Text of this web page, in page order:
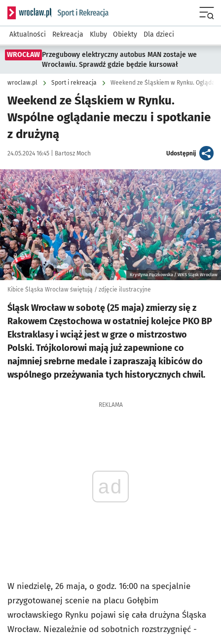
Serwis informacyjny wroclaw.pl podserwis: Sport i rekreacja
Aktualności Rekreacja Kluby Obiekty Dla dzieci
WROCŁAW Przegubowy elektryczny autobus MAN zostaje we
Wrocławiu. Sprawdź gdzie będzie kursował
wroclaw.pl Sport i rekreacja Weekend ze Śląskiem w Rynku.
Weekend ze Śląskiem w Rynku.
Wspólne oglądanie meczu i spotkanie
z drużyną
Data publikacji:
24.05.2024 16:45 | Autor:
Bartosz Moch Udostępnijartykuł
Kliknij, aby powiększyć
Krystyna Pączkowska / WKS Śląsk Wrocław
Kibice Śląska Wrocław świętują / zdjęcie ilustracyjne
Śląsk Wrocław w sobotę (25 maja) zmierzy się z
Rakowem Częstochowa w ostatniej kolejce PKO BP
Ekstraklasy i wciąż jest w grze o mistrzostwo
Polski. Trójkolorowi mają już zapewnione co
najmniej srebrne medale i zapraszają kibiców do
wspólnego przeżywania tych historycznych chwil.
REKLAMA
ad
W niedzielę, 26 maja, o godz. 16:00 na specjalnie
przygotowanej scenie na placu Gołębim
wrocławskiego Rynku pojawi się cała drużyna Śląska
Wrocław. Niezależnie od sobotnich rozstrzygnięć -